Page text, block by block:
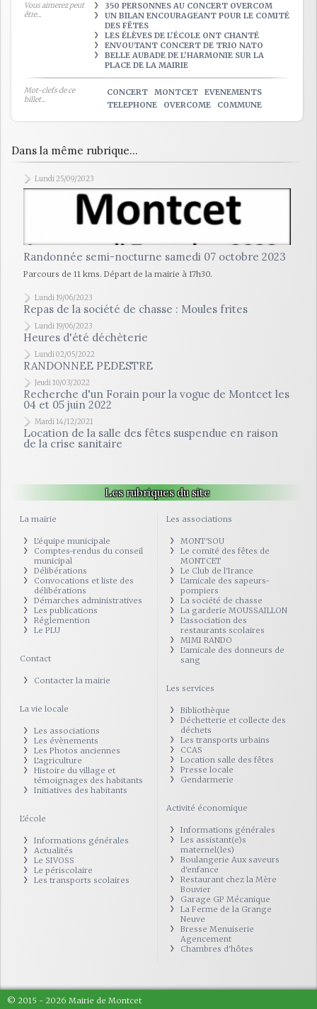
Vous aimerez peut
être...
350 PERSONNES AU CONCERT OVERCOM
UN BILAN ENCOURAGEANT POUR LE COMITÉ
DES FÊTES
LES ÉLÈVES DE L'ÉCOLE ONT CHANTÉ
ENVOUTANT CONCERT DE TRIO NATO
BELLE AUBADE DE L'HARMONIE SUR LA
PLACE DE LA MAIRIE
Mot-clefs de ce
billet...
CONCERT MONTCET
EVENEMENTS
TELEPHONE
OVERCOME COMMUNE
Dans la même rubrique...
Lundi 25/09/2023
Randonnée semi-nocturne samedi 07 octobre 2023
Parcours de 11 kms. Départ de la mairie à 17h30.
Lundi 19/06/2023
Repas de la société de chasse : Moules frites
Lundi 19/06/2023
Heures d'été déchèterie
Lundi 02/05/2022
RANDONNEE PEDESTRE
Jeudi 10/03/2022
Recherche d'un Forain pour la vogue de Montcet les
04 et 05 juin 2022
Mardi 14/12/2021
Location de la salle des fêtes suspendue en raison
de la crise sanitaire
Les rubriques du site
La mairie
L'équipe municipale
Comptes-rendus du conseil
municipal
Délibérations
Convocations et liste des
délibérations
Démarches administratives
Les publications
Réglemention
Le PLU
Contact
Contacter la mairie
La vie locale
Les associations
Les évènements
Les Photos anciennes
L'agriculture
Histoire du village et
témoignages des habitants
Initiatives des habitants
L'école
Informations générales
Actualités
Le SIVOSS
Le périscolaire
Les transports scolaires
Les associations
MONT'SOU
Le comité des fêtes de
MONTCET
Le Club de l'Irance
L'amicale des sapeurs-
pompiers
La société de chasse
La garderie MOUSSAILLON
L'association des
restaurants scolaires
MIMI RANDO
L'amicale des donneurs de
sang
Les services
Bibliothèque
Déchetterie et collecte des
déchets
Les transports urbains
CCAS
Location salle des fêtes
Presse locale
Gendarmerie
Activité économique
Informations générales
Les assistant(e)s
maternel(les)
Boulangerie Aux saveurs
d'enfance
Restaurant chez la Mère
Bouvier
Garage GP Mécanique
La Ferme de la Grange
Neuve
Bresse Menuiserie
Agencement
Chambres d'hôtes
© 2015 - 2026 Mairie de Montcet